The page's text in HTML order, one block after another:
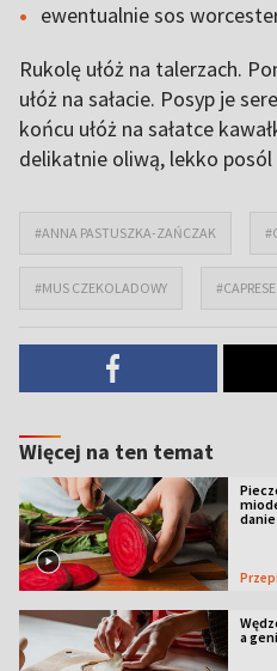
ewentualnie sos
Rukolę ułóż na talerzach.
ułóż na sałacie. Posyp je
końcu ułóż na sałatce
delikatnie oliwą, lekko posól
#ANNA PASTUSZKA-ZAŃCZAK
#MUS CZEKOLADOWY #CAPRESE
Więcej na ten temat
danie
a